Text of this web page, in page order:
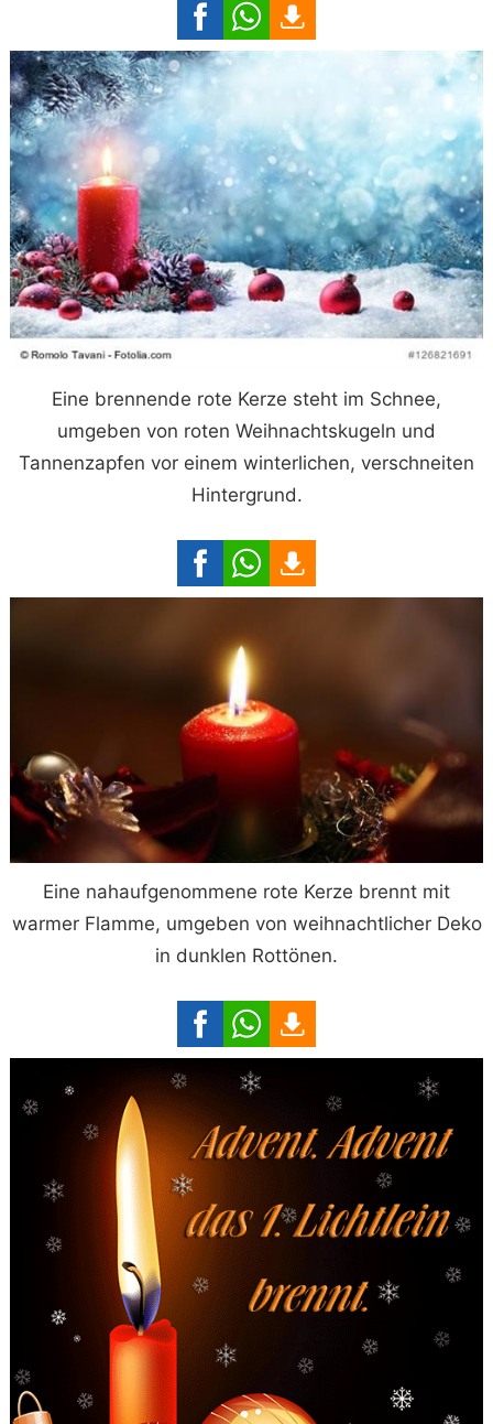
Eine brennende rote Kerze steht im Schnee,
umgeben von roten Weihnachtskugeln und
Tannenzapfen vor einem winterlichen, verschneiten
Hintergrund.
Eine nahaufgenommene rote Kerze brennt mit
warmer Flamme, umgeben von weihnachtlicher Deko
in dunklen Rottönen.